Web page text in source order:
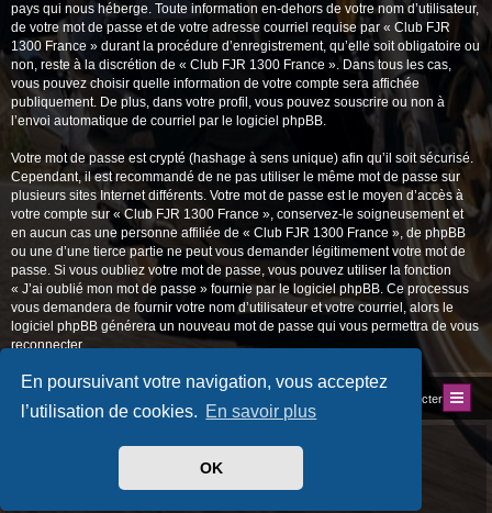
En poursuivant votre navigation, vous acceptez
l’utilisation de cookies. En savoir plus
OK
pays qui nous héberge. Toute information en-dehors de votre nom d’utilisateur,
de votre mot de passe et de votre adresse courriel requise par « Club FJR
1300 France » durant la procédure d’enregistrement, qu’elle soit obligatoire ou
non, reste à la discrétion de « Club FJR 1300 France ». Dans tous les cas,
vous pouvez choisir quelle information de votre compte sera affichée
publiquement. De plus, dans votre profil, vous pouvez souscrire ou non à
l’envoi automatique de courriel par le logiciel phpBB.
Votre mot de passe est crypté (hashage à sens unique) afin qu’il soit sécurisé.
Cependant, il est recommandé de ne pas utiliser le même mot de passe sur
plusieurs sites Internet différents. Votre mot de passe est le moyen d’accès à
votre compte sur « Club FJR 1300 France », conservez-le soigneusement et
en aucun cas une personne affiliée de « Club FJR 1300 France », de phpBB
ou une d’une tierce partie ne peut vous demander légitimement votre mot de
passe. Si vous oubliez votre mot de passe, vous pouvez utiliser la fonction
« J’ai oublié mon mot de passe » fournie par le logiciel phpBB. Ce processus
vous demandera de fournir votre nom d’utilisateur et votre courriel, alors le
logiciel phpBB générera un nouveau mot de passe qui vous permettra de vous
reconnecter.
Nous contacter
Drapeaux des Pays par Sylver35» V 1.6.0